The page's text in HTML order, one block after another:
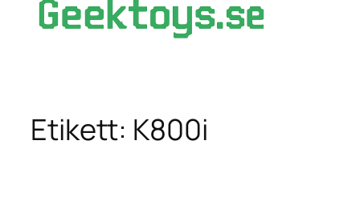
Etikett: K800i